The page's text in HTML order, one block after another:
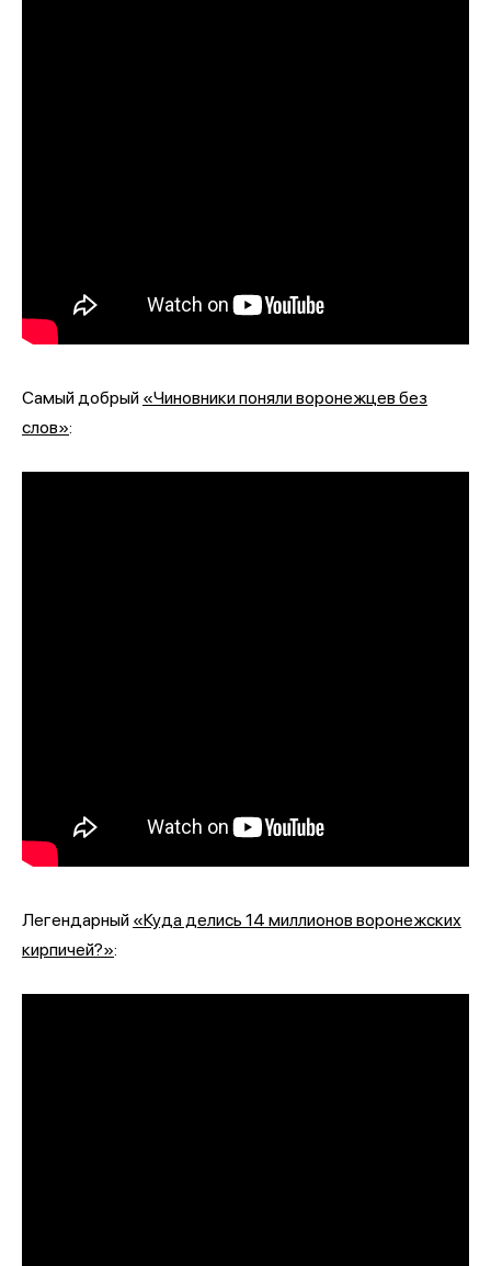
Самый добрый «Чиновники поняли воронежцев без
слов»:
Легендарный «Куда делись 14 миллионов воронежских
кирпичей?»: